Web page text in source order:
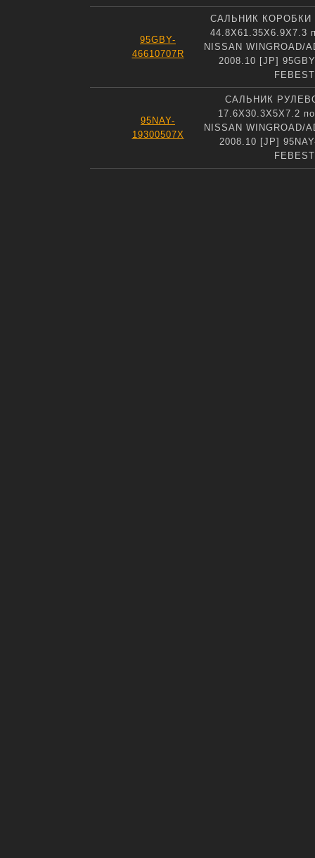
95GBY-
46610707R
САЛЬНИК КОРОБКИ
44.8X61.35X6.9X7.3
NISSAN WINGROAD/
2008.10 [JP]
FEBEST
95NAY-
19300507X
САЛЬНИК
17.6X30.3X5X7.2
NISSAN WINGROAD/
2008.10 [JP]
FEBEST